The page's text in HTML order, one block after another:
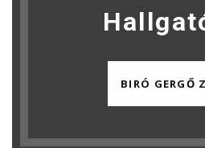
BIRÓ GERGŐ